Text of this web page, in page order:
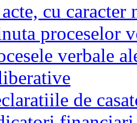
cu caracter
proceselor
verbale
de